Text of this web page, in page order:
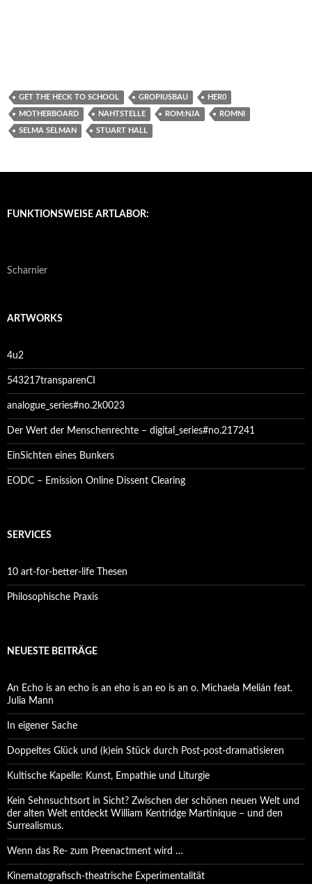
GET THE HECK TO SCHOOL GROPIUSBAU HER0
MOTHERBOARD NAHTSTELLE ROM:NJA ROMNI
SELMA SELMAN STUART HALL
FUNKTIONSWEISE ARTLABOR:
Scharnier
ARTWORKS
4u2
543217transparenCI
analogue_series#no.2k0023
Der Wert der Menschenrechte – digital_series#no.217241
EinSichten eines Bunkers
EODC – Emission Online Dissent Clearing
SERVICES
10 art-for-better-life Thesen
Philosophische Praxis
NEUESTE BEITRÄGE
An Echo is an echo is an eho is an eo is an o. Michaela Melián feat.
Julia Mann
In eigener Sache
Doppeltes Glück und (k)ein Stück durch Post-post-dramatisieren
Kultische Kapelle: Kunst, Empathie und Liturgie
Kein Sehnsuchtsort in Sicht? Zwischen der schönen neuen Welt und
der alten Welt entdeckt William Kentridge Martinique – und den
Surrealismus.
Wenn das Re- zum Preenactment wird …
Kinematografisch-theatrische Experimentalität